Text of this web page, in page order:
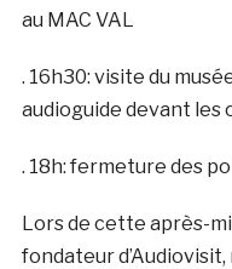
au MAC VAL
. 16h30: visite du
audioguide devant
. 18h: fermeture des
Lors de cette après-
fondateur